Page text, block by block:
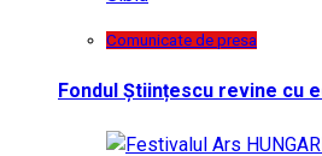
Comunicate de presa
Fondul Științescu revine cu